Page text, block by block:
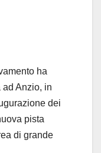
ha
Anzio, in
dei
pista
di grande